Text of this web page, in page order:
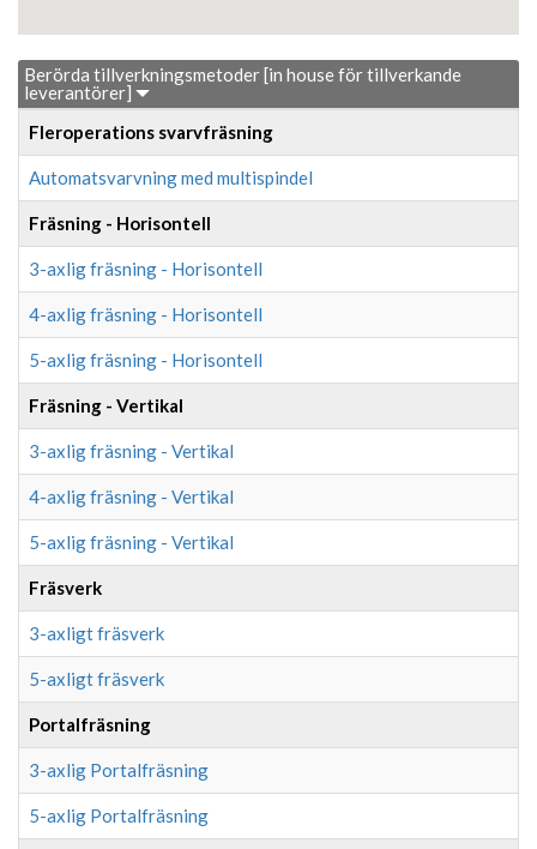
Berörda tillverkningsmetoder [in house för tillverkande
leverantörer]
Fleroperations svarvfräsning
Automatsvarvning med multispindel
Fräsning - Horisontell
3-axlig fräsning - Horisontell
4-axlig fräsning - Horisontell
5-axlig fräsning - Horisontell
Fräsning - Vertikal
3-axlig fräsning - Vertikal
4-axlig fräsning - Vertikal
5-axlig fräsning - Vertikal
Fräsverk
3-axligt fräsverk
5-axligt fräsverk
Portalfräsning
3-axlig Portalfräsning
5-axlig Portalfräsning